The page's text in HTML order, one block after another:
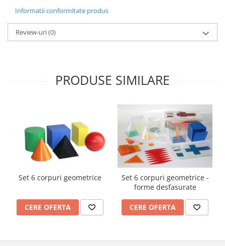
Videoproiectoare
Videoproiectoare
Ecrane Proiectie
Accesorii Laptopuri
Periferice PC
Conectivitate si Accesorii
Monitoare
Imprimante si Multifunctionale
Multifunctionale
Imprimante 3D
Informatii conformitate produs
Review-uri(0)
PRODUSE SIMILARE
Set 6 corpuri geometrice
CERE OFERTA
Set 6 corpuri geometrice -
forme desfasurate
CERE OFERTA